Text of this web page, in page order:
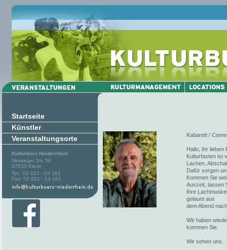
Startseite
Künstler
Veranstaltungsorte
Kulturbüro Niederrhein
Nimweger Str. 58
47533 Kleve
Tel.: 02 821 - 24 161
Fax: 02 821 - 13 161
Kabarett /
Hallo, Ihr lieben
Kulturfasten ist
Lachen,
Dafür sorgen
Kommen Sie
Auszeit, lassen
Ihre
gelaunt aus
dem Abend
Wir haben
kommen Sie.
Wir sehen uns.